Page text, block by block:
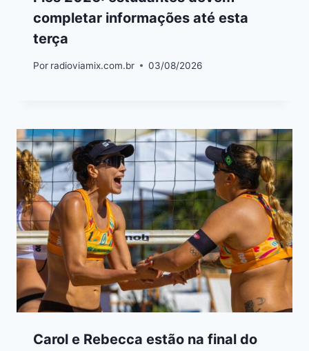
completar informações até esta
terça
Por radioviamix.com.br 03/08/2026
Carol e Rebecca estão na final do